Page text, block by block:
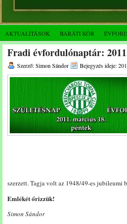
AKTUALITÁSOK BARÁTI KÖR
Fradi évfordulónaptár:
Szerző: Simon Sándor Bejegyzés ideje:
szerzett. Tagja volt az 1948/49-es jubileumi
Emlékét őrizzük!
Simon Sándor